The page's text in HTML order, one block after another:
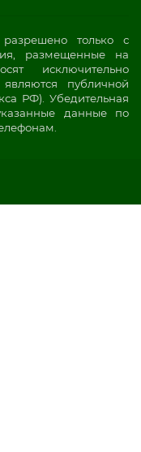
разрешено только с
размещенные на
исключительно
публичной
РФ). Убедительная
данные по